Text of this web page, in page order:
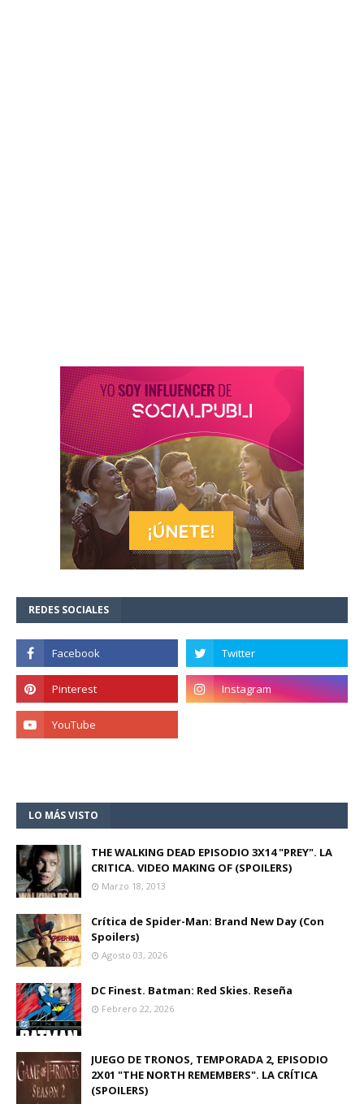
REDES SOCIALES
LO MÁS VISTO
THE WALKING DEAD EPISODIO 3X14 "PREY". LA
CRITICA. VIDEO MAKING OF (SPOILERS)
Marzo 18, 2013
Crítica de Spider-Man: Brand New Day (Con
Spoilers)
Agosto 03, 2026
DC Finest. Batman: Red Skies. Reseña
Febrero 22, 2026
JUEGO DE TRONOS, TEMPORADA 2, EPISODIO
2X01 "THE NORTH REMEMBERS". LA CRÍTICA
(SPOILERS)